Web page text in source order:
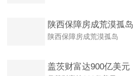
陕西保障房成荒漠孤岛
陕西保障房成荒漠孤岛
盖茨财富达900亿美元